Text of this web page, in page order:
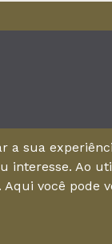
11º andar - Bairro
001
a sua
interesse. Ao
você pode